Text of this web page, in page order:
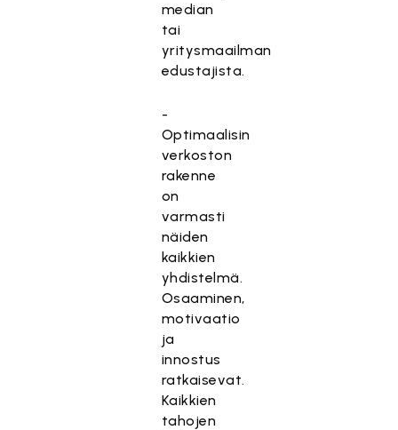
median
tai
yritysmaailman
edustajista.
-
Optimaalisin
verkoston
rakenne
on
varmasti
näiden
kaikkien
yhdistelmä.
Osaaminen,
motivaatio
ja
innostus
ratkaisevat.
Kaikkien
tahojen